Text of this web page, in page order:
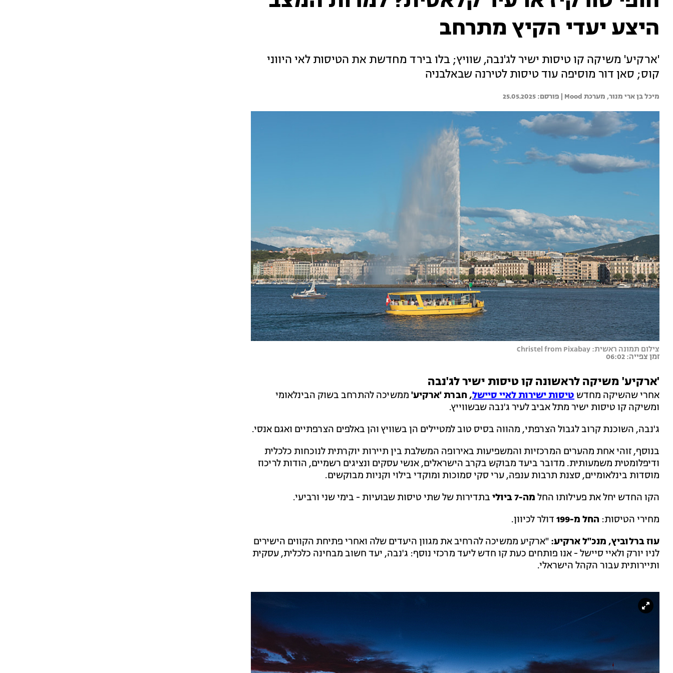
היצע יעדי הקיץ מתרחב
'ארקיע' משיקה קו טיסות ישיר לג'נבה, שוויץ; בלו בירד מחדשת את הטיסות לאי היווני
קוס; סאן דור מוסיפה עוד טיסות לטירנה שבאלבניה
מיכל בן ארי מנור, מערכת Mood | 25.05.2025
צילום תמונה ראשית: Christel from Pixabay
זמן צפייה: 06:02
'ארקיע' משיקה לראשונה קו טיסות ישיר לג'נבה
אחרי שהשיקה מחדש טיסות ישירות לאיי סיישל,חברת 'ארקיע' ממשיכה להתרחב בשוק הבינלאומי
ומשיקה קו טיסות ישיר מתל אביב לעיר ג'נבה שבשווייץ.
ג'נבה, השוכנת קרוב לגבול הצרפתי, מהווה בסיס טוב למטיילים הן בשוויץ והן באלפים הצרפתיים ואגם אנסי.
בנוסף, זוהי אחת מהערים המרכזיות והמשפיעות באירופה המשלבת בין תיירות יוקרתית לנוכחות כלכלית
ודיפלומטית משמעותית. מדובר ביעד מבוקש בקרב הישראלים, אנשי עסקים ונציגים רשמיים, הודות לריכוז
מוסדות בינלאומיים, סצנת תרבות ענפה, ערי סקי סמוכות ומוקדי בילוי וקניות מבוקשים.
הקו החדש יחל את פעילותו החל מה-7 ביולי
בתדירות של שתי טיסות שבועיות - בימי שני ורביעי.
מחירי הטיסות: החל מ-199
דולר לכיוון.
עוז ברלוביץ, מנכ"ל ארקיע: "ארקיע ממשיכה להרחיב את מגוון היעדים שלה ואחרי פתיחת הקווים הישירים
לניו יורק ולאיי סיישל - אנו פותחים כעת קו חדש ליעד מרכזי נוסף: ג'נבה, יעד חשוב מבחינה כלכלית, עסקית
ותיירותית עבור הקהל הישראלי.